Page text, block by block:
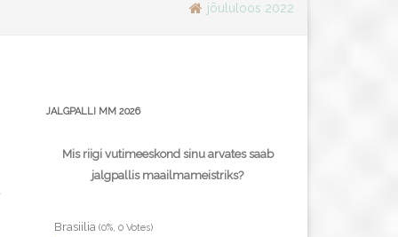
jõululoos 2022
JALGPALLI MM 2026
Mis riigi vutimeeskond sinu arvates saab
jalgpallis maailmameistriks?
Brasiilia (0%, 0 Votes)